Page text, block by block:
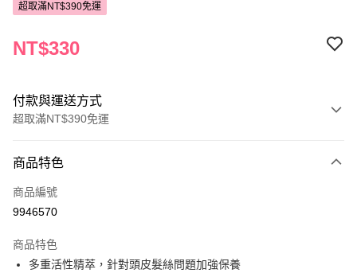
超取滿NT$390免運
NT$330
付款與運送方式
超取滿NT$390免運
POYA支付
信用卡一次付款
LINE Pay
商品特色
商品編號
9946570
商品特色
多重活性精萃，針對頭皮髮絲問題加強保養